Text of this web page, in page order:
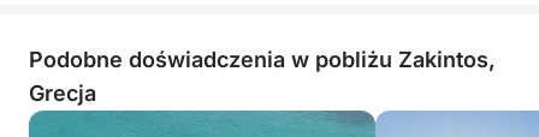
Podobne doświadczenia w pobliżu Zakintos,
Grecja